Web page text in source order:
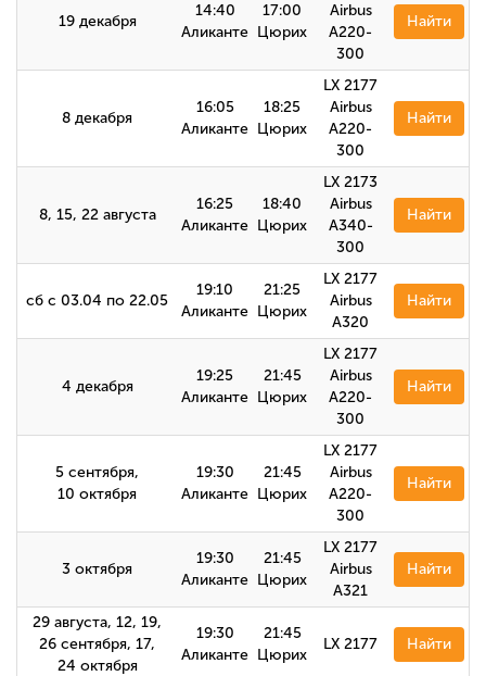
19 декабря
14:40
Аликанте
17:00
Цюрих
Airbus
A220-
300
Найти
8 декабря
16:05
Аликанте
18:25
Цюрих
LX 2177
Airbus
A220-
300
Найти
8, 15, 22 августа
16:25
Аликанте
18:40
Цюрих
LX 2173
Airbus
A340-
300
Найти
сб с 03.04 по 22.05
19:10
Аликанте
21:25
Цюрих
LX 2177
Airbus
А320
Найти
4 декабря
19:25
Аликанте
21:45
Цюрих
LX 2177
Airbus
A220-
300
Найти
5 сентября,
10 октября
19:30
Аликанте
21:45
Цюрих
LX 2177
Airbus
A220-
300
Найти
3 октября
19:30
Аликанте
21:45
Цюрих
LX 2177
Airbus
A321
Найти
29 августа, 12, 19,
26 сентября, 17,
24 октября
19:30
Аликанте
21:45
Цюрих
LX 2177 Найти